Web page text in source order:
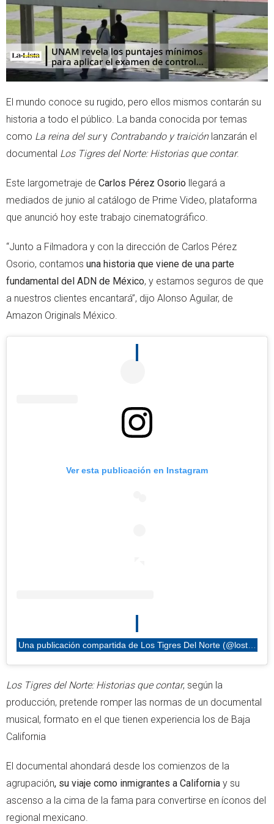
El mundo conoce su rugido, pero ellos mismos contarán su
historia a todo el público. La banda conocida por temas
como La reina del sury Contrabando y traiciónlanzarán el
documental Los Tigres del Norte: Historias que contar.
Este largometraje de Carlos Pérez Osorio llegará a
mediados de junio al catálogo de Prime Video, plataforma
que anunció hoy este trabajo cinematográfico.
“Junto a Filmadora y con la dirección de Carlos Pérez
Osorio, contamos una historia que viene de una parte
fundamental del ADN de México, y estamos seguros de que
a nuestros clientes encantará”, dijo Alonso Aguilar, de
Amazon Originals México.
Ver esta publicación en Instagram
Una publicación compartida de Los Tigres Del Norte (@lostigresdelnorte)
Los Tigres del Norte: Historias que contar, según la
producción, pretende romper las normas de un documental
musical, formato en el que tienen experiencia los de Baja
California
El documental ahondará desde los comienzos de la
agrupación, su viaje como inmigrantes a California y su
ascenso a la cima de la fama para convertirse en íconos del
regional mexicano.